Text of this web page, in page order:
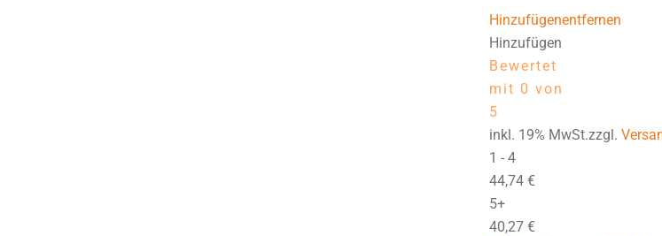
Hinzufügenentfernen
Hinzufügen
Bewertet
mit 0 von
5
inkl. 19% MwSt.zzgl.
1 - 4
44,74 €
5+
40,27 €